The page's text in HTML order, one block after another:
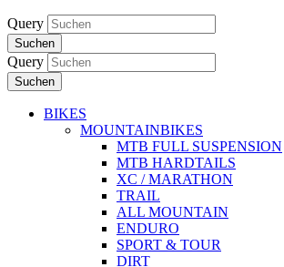
Query
Suchen
Query
Suchen
BIKES
MOUNTAINBIKES
MTB FULL SUSPENSION
MTB HARDTAILS
XC / MARATHON
TRAIL
ALL MOUNTAIN
ENDURO
SPORT & TOUR
DIRT